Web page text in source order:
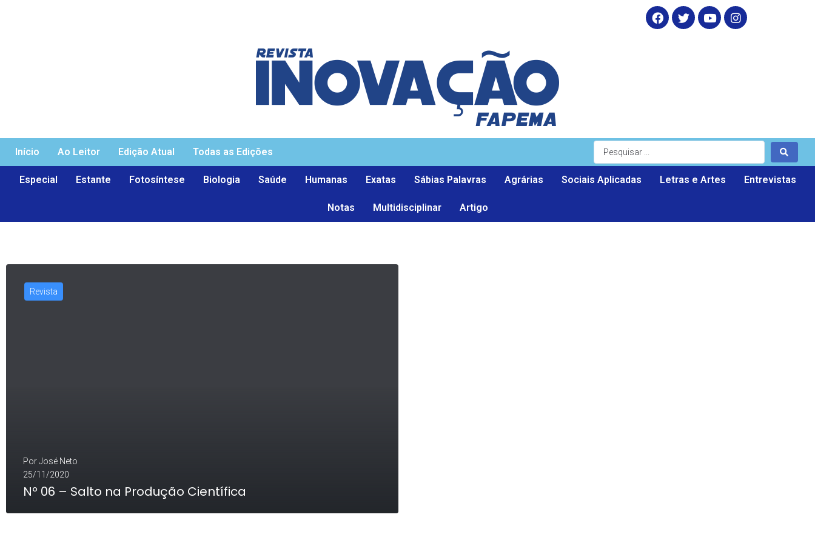
Início Ao Leitor Edição Atual Todas as Edições
Especial Estante Fotosíntese Biologia Saúde Humanas Exatas Sábias Palavras Agrárias Sociais Aplicadas Letras e Artes Entrevistas
Notas Multidisciplinar Artigo
Revista
PorJosé Neto
25/11/2020
Nº 06 – Salto na Produção Científica